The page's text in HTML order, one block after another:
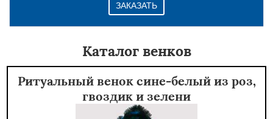
ЗАКАЗАТЬ
Каталог венков
Ритуальный венок сине-белый из роз,
гвоздик и зелени